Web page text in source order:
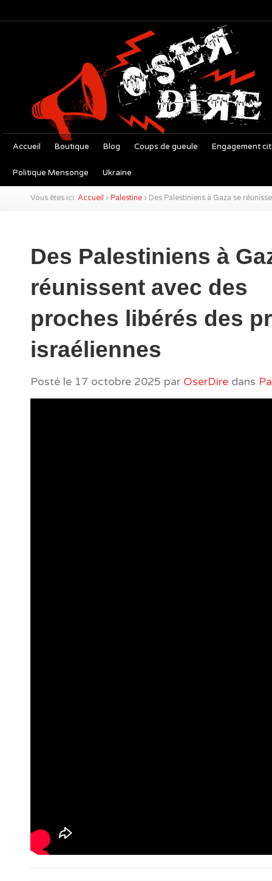
Accueil Boutique Blog Coups de gueule Engagement
Politique Mensonge Ukraine
Vous êtes ici: Accueil › Palestine › Des Palestiniens à Gaza se
Des Palestiniens à
réunissent avec des
proches libérés des
israéliennes
Posté le 17 octobre 2025 par OserDire dans